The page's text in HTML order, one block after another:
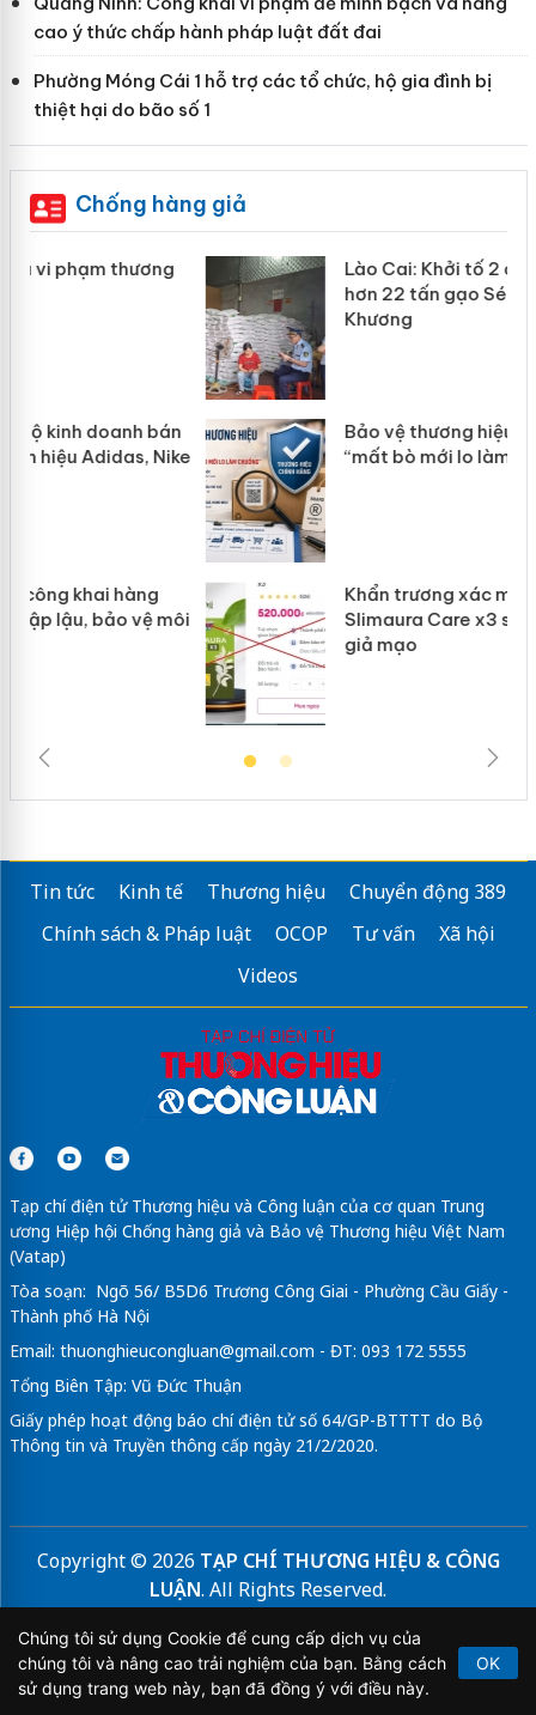
cao ý thức chấp hành pháp luật đất đai
Phường Móng Cái 1 hỗ trợ các tổ chức, hộ gia đình bị
thiệt hại do bão số 1
Chống hàng giả
Lào Cai: Khởi tố 2 chủ cơ sở làm giả
hơn 22 tấn gạo Séng Cù Mường
Khương
Bảo vệ thương hiệu từ gốc: Đừng để
“mất bò mới lo làm chuồng”
Khẩn trương xác minh, xử lý sản phẩm
Slimaura Care x3 sử dụng giấy phép
giả mạo
Tin tức Kinh tế Thương hiệu
Chuyển động 389
Chính sách & Pháp luật
OCOP Tư vấn
Xã hội
Videos
Tạp chí điện tử Thương hiệu và Công luận của cơ quan Trung
ương Hiệp hội Chống hàng giả và Bảo vệ Thương hiệu Việt Nam
(Vatap)
Tòa soạn: Ngõ 56/ B5D6 Trương Công Giai - Phường Cầu Giấy -
Thành phố Hà Nội
Email: thuonghieucongluan@gmail.com - ĐT: 093 172 5555
Tổng Biên Tập: Vũ Đức Thuận
Giấy phép hoạt động báo chí điện tử số 64/GP-BTTTT do Bộ
Thông tin và Truyền thông cấp ngày 21/2/2020.
Copyright © 2026 TẠP CHÍ THƯƠNG HIỆU & CÔNG
LUẬN. All Rights Reserved.
Bản quyền thuộc Tạp chí Thương hiệu và Công luận. Cấm
sao chép dưới mọi hình thức nếu không có sự chấp thuận
bằng văn bản.
Chúng tôi sử dụng Cookie để cung cấp dịch vụ của
chúng tôi và nâng cao trải nghiệm của bạn. Bằng cách
sử dụng trang web này, bạn đã đồng ý với điều này.
OK